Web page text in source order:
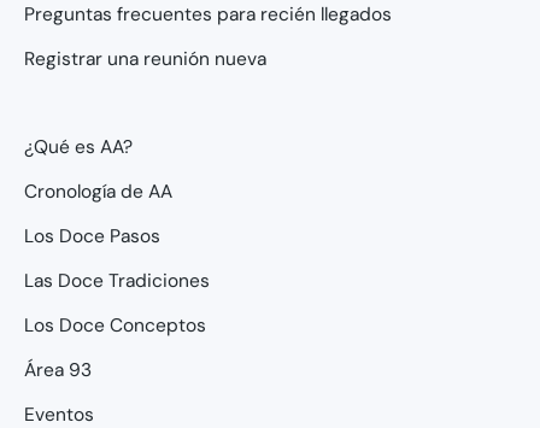
Preguntas frecuentes para recién llegados
Registrar una reunión nueva
¿Qué es AA?
Cronología de AA
Los Doce Pasos
Las Doce Tradiciones
Los Doce Conceptos
Área 93
Eventos